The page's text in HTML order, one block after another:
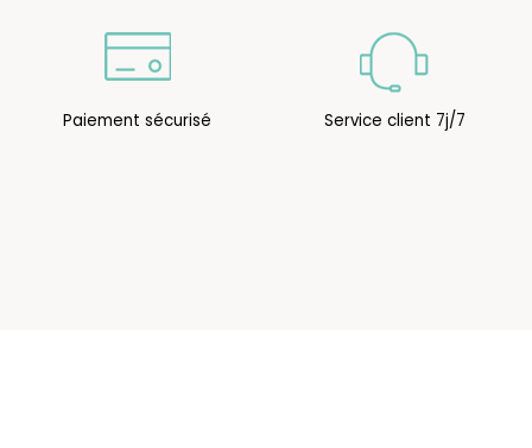
Paiement sécurisé Service client 7j/7